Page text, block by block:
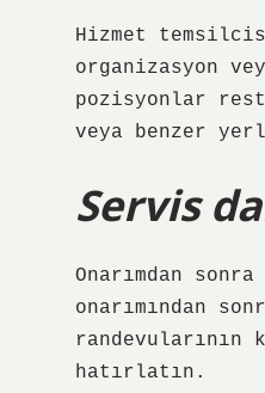
Hizmet
organizasyon
pozisyonlar
veya benzer
Servis
Onarımdan
onarımından
hatırlatın.